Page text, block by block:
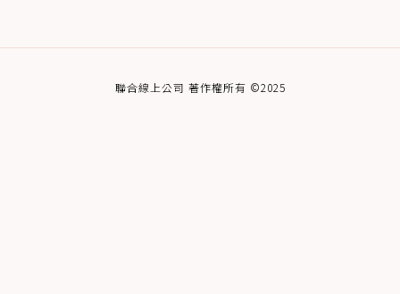
聯合線上公司 著作權所有 ©2025